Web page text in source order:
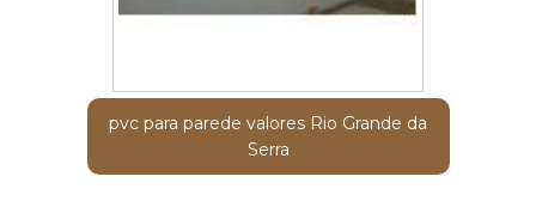
pvc para parede valores Rio Grande da
Serra